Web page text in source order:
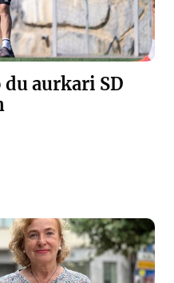
du aurkari SD